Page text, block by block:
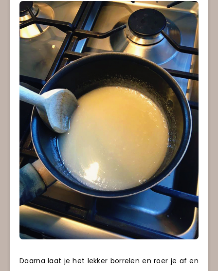
Daarna laat je het lekker borrelen en roer je af en